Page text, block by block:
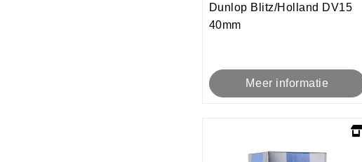
Dunlop Blitz/Holland DV15
40mm
Meer informatie